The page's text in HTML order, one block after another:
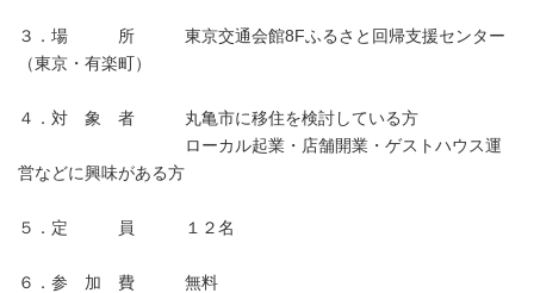
３．場 所 東京交通会館8Fふるさと回帰支援センター
（東京・有楽町）
４．対 象 者 丸亀市に移住を検討している方
ローカル起業・店舗開業・ゲストハウス運
営などに興味がある方
５．定 員 １２名
６．参 加 費 無料